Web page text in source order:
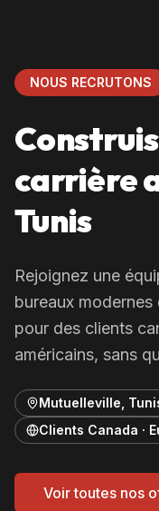
NOUS RECRUTONS
carrière
Tunis
Rejoignez une
bureaux
pour des clients
américains, sans
Mutuelleville,
Clients Canada ·
Voir toutes nos